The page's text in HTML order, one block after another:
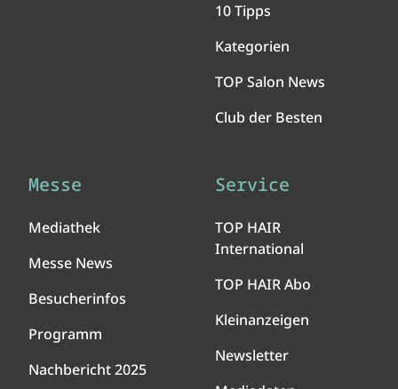
10 Tipps
Kategorien
TOP Salon News
Club der Besten
Messe
Mediathek
Messe News
Besucherinfos
Programm
Nachbericht 2025
Service
TOP HAIR
International
TOP HAIR Abo
Kleinanzeigen
Newsletter